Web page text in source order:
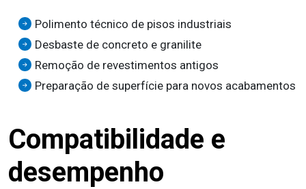
Polimento técnico de pisos industriais
Desbaste de concreto e granilite
Remoção de revestimentos antigos
Preparação de superfície para novos acabamentos
Compatibilidade e
desempenho